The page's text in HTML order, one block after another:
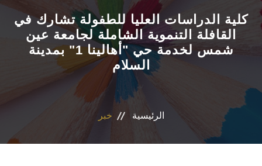
القطاعات
الأقسام
المكتبة
كلية الدراسات العليا للطفولة تشارك في
القافلة التنموية الشاملة لجامعة عين
شمس لخدمة حي "أهالينا 1" بمدينة
السلام
الرئيسية خبر